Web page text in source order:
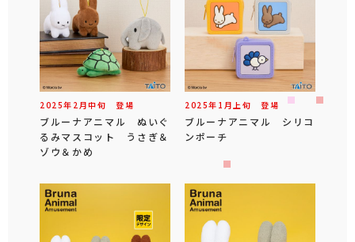
2025年 2 月中旬 登場
ブルーナアニマル ぬいぐ
るみマスコット うさぎ＆
ゾウ＆かめ
2025年 1 月 上旬 登場
ブルーナアニマル シリコ
ンポーチ